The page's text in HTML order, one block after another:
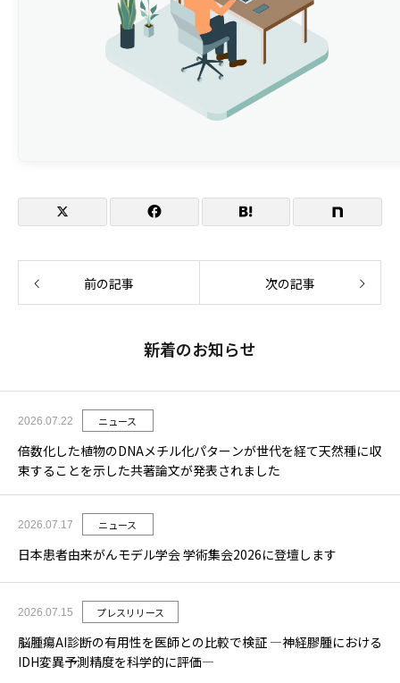
前の記事 次の記事
新着のお知らせ
2026.07.22 ニュース
倍数化した植物のDNAメチル化パターンが世代を経て天然種に収
束することを示した共著論文が発表されました
2026.07.17 ニュース
日本患者由来がんモデル学会 学術集会2026に登壇します
2026.07.15 プレスリリース
脳腫瘍AI診断の有用性を医師との比較で検証 ―神経膠腫における
IDH変異予測精度を科学的に評価―
参加登録
開催方式
登壇時間